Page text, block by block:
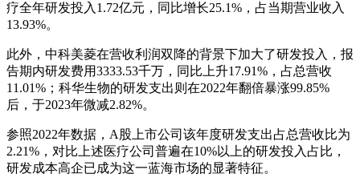
疗全年研发投入1.72亿元，同比增长25.1%，占当期营业收入
13.93%。
此外，中科美菱在营收利润双降的背景下加大了研发投入，报
告期内研发费用3333.53千万，同比上升17.91%，占总营收
11.01%；科华生物的研发支出则在2022年翻倍暴涨99.85%
后，于2023年微减2.82%。
参照2022年数据，A股上市公司该年度研发支出占总营收比为
2.21%，对比上述医疗公司普遍在10%以上的研发投入占比，
研发成本高企已成为这一蓝海市场的显著特征。